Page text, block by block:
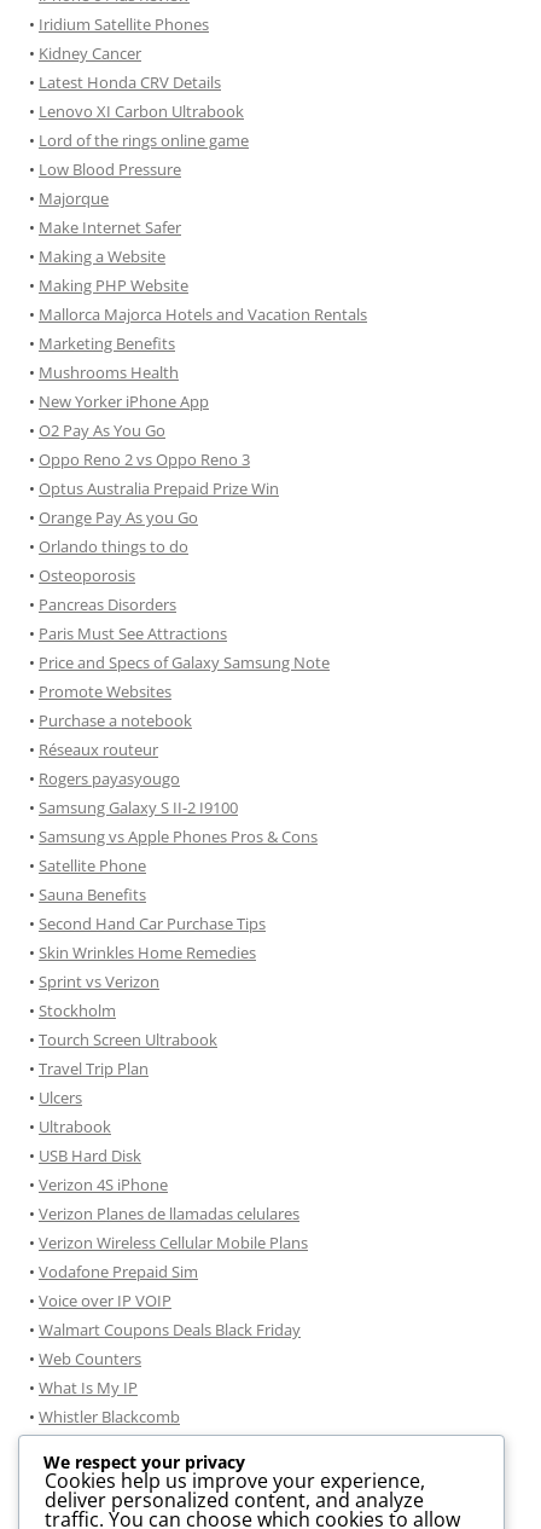
• Iridium Satellite Phones
• Kidney Cancer
• Latest Honda CRV Details
• Lenovo XI Carbon Ultrabook
• Lord of the rings online game
• Low Blood Pressure
• Majorque
• Make Internet Safer
• Making a Website
• Making PHP Website
• Mallorca Majorca Hotels and Vacation Rentals
• Marketing Benefits
• Mushrooms Health
• New Yorker iPhone App
• O2 Pay As You Go
• Oppo Reno 2 vs Oppo Reno 3
• Optus Australia Prepaid Prize Win
• Orange Pay As you Go
• Orlando things to do
• Osteoporosis
• Pancreas Disorders
• Paris Must See Attractions
• Price and Specs of Galaxy Samsung Note
• Promote Websites
• Purchase a notebook
• Réseaux routeur
• Rogers payasyougo
• Samsung Galaxy S II-2 I9100
• Samsung vs Apple Phones Pros & Cons
• Satellite Phone
• Sauna Benefits
• Second Hand Car Purchase Tips
• Skin Wrinkles Home Remedies
• Sprint vs Verizon
• Stockholm
• Tourch Screen Ultrabook
• Travel Trip Plan
• Ulcers
• Ultrabook
• USB Hard Disk
• Verizon 4S iPhone
• Verizon Planes de llamadas celulares
• Verizon Wireless Cellular Mobile Plans
• Vodafone Prepaid Sim
• Voice over IP VOIP
• Walmart Coupons Deals Black Friday
• Web Counters
• What Is My IP
• Whistler Blackcomb
Windows 7
Windows 7 consejos de instalación
We respect your privacy
Cookies help us improve your experience,
deliver personalized content, and analyze
traffic. You can choose which cookies to allow